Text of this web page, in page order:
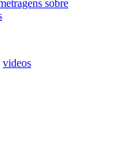
sobre
videos